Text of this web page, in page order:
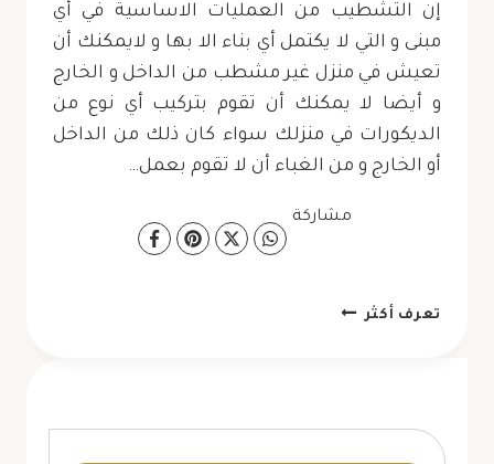
إن التشطيب من العمليات الاساسية في أي
مبنى و التي لا يكتمل أي بناء الا بها و لايمكنك أن
تعيش في منزل غير مشطب من الداخل و الخارج
و أيضا لا يمكنك أن تقوم بتركيب أي نوع من
الديكورات في منزلك سواء كان ذلك من الداخل
أو الخارج و من الغباء أن لا تقوم بعمل…
مشاركة
تعرف أكثر مقاول